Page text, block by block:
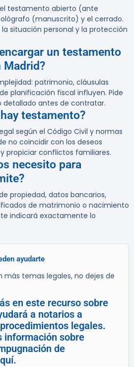
testamento abierto (ante
(manuscrito) y el cerrado.
situación personal y la protección
un testamento
Madrid?
patrimonio, cláusulas
planificación fiscal influyen. Pide
detallado antes de contratar.
testamento?
según el Código Civil y normas
no coincidir con los deseos
propiciar conflictos familiares.
necesito para
propiedad, datos bancarios,
de matrimonio o nacimiento
indicará exactamente lo
ayudarte
más temas legales, no dejes de
en este recurso sobre
a notarios a
legales.
información sobre
de